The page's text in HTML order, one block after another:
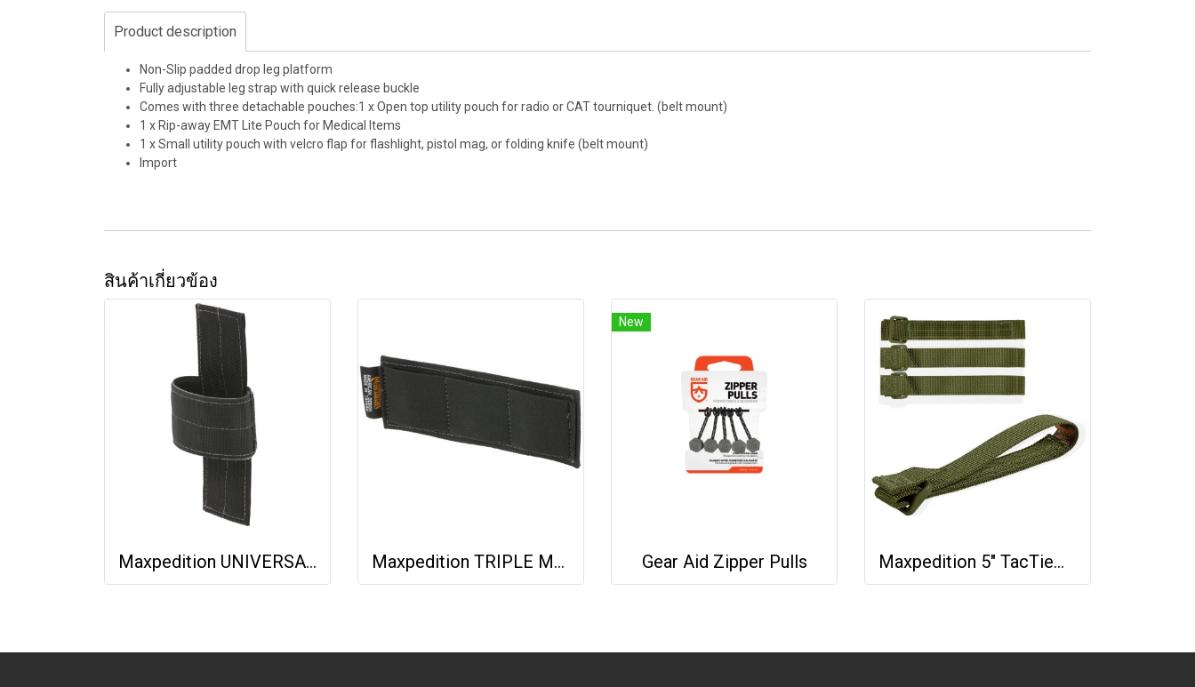
Product description
Non-Slip padded drop leg platform
Fully adjustable leg strap with quick release buckle
Comes with three detachable pouches:1 x Open top utility pouch for radio or CAT tourniquet. (belt mount)
1 x Rip-away EMT Lite Pouch for Medical Items
1 x Small utility pouch with velcro flap for flashlight, pistol mag, or folding knife (belt mount)
Import
สินค้าเกี่ยวข้อง
Maxpedition UNIVERSAL CCW HOLSTER Maxpedition TRIPLE MAG HOLDER
New
Gear Aid Zipper Pulls Maxpedition 5" TacTie® (Pack of 4)